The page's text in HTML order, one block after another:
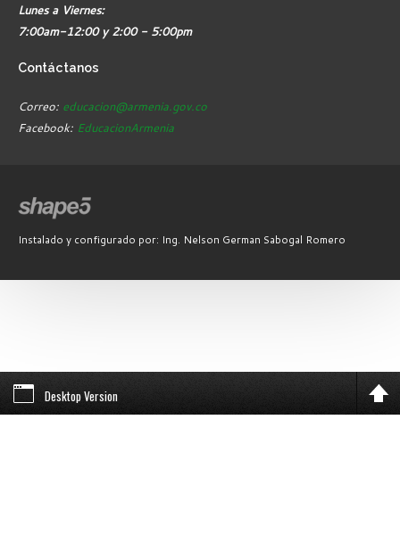
Lunes a Viernes:
7:00am-12:00 y 2:00 - 5:00pm
Contáctanos
Correo: educacion@armenia.gov.co
Facebook: EducacionArmenia
Instalado y configurado por: Ing. Nelson German Sabogal Romero
Desktop Version